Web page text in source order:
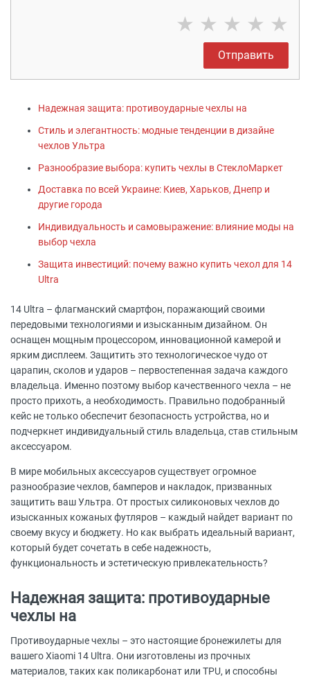
★ ★ ★ ★ ★
Отправить
Надежная защита: противоударные чехлы на
Стиль и элегантность: модные тенденции в дизайне
чехлов Ультра
Разнообразие выбора: купить чехлы в СтеклоМаркет
Доставка по всей Украине: Киев, Харьков, Днепр и
другие города
Индивидуальность и самовыражение: влияние моды на
выбор чехла
Защита инвестиций: почему важно купить чехол для 14
Ultra
14 Ultra – флагманский смартфон, поражающий своими
передовыми технологиями и изысканным дизайном. Он
оснащен мощным процессором, инновационной камерой и
ярким дисплеем. Защитить это технологическое чудо от
царапин, сколов и ударов – первостепенная задача каждого
владельца. Именно поэтому выбор качественного чехла – не
просто прихоть, а необходимость. Правильно подобранный
кейс не только обеспечит безопасность устройства, но и
подчеркнет индивидуальный стиль владельца, став стильным
аксессуаром.
В мире мобильных аксессуаров существует огромное
разнообразие чехлов, бамперов и накладок, призванных
защитить ваш Ультра. От простых силиконовых чехлов до
изысканных кожаных футляров – каждый найдет вариант по
своему вкусу и бюджету. Но как выбрать идеальный вариант,
который будет сочетать в себе надежность,
функциональность и эстетическую привлекательность?
Надежная защита: противоударные
чехлы на
Противоударные чехлы – это настоящие бронежилеты для
вашего Xiaomi 14 Ultra. Они изготовлены из прочных
материалов, таких как поликарбонат или TPU, и способны